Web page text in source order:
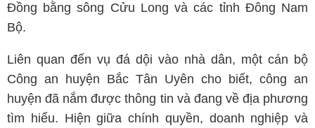
Đồng bằng sông Cửu Long và các tỉnh Đông Nam
Bộ.
Liên quan đến vụ đá dội vào nhà dân, một cán bộ
Công an huyện Bắc Tân Uyên cho biết, công an
huyện đã nắm được thông tin và đang về địa phương
tìm hiểu. Hiện giữa chính quyền, doanh nghiệp và